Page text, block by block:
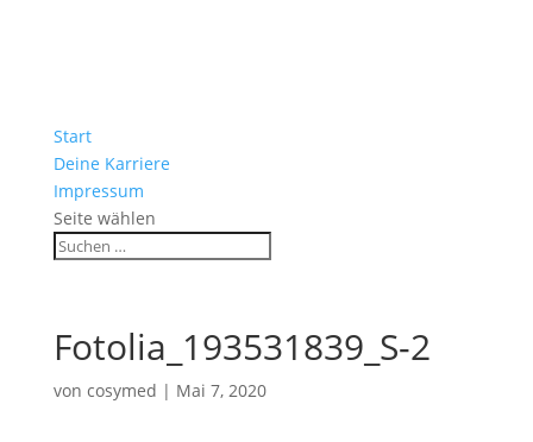
Start
Deine Karriere
Impressum
Seite wählen
Fotolia_193531839_S-2
von cosymed | Mai 7, 2020